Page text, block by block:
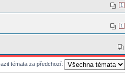
1
1
témata za předchozí: